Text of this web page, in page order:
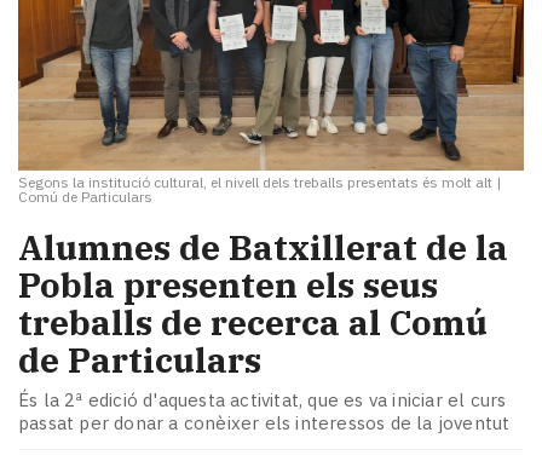
Segons la institució cultural, el nivell dels treballs presentats és molt alt |
Comú de Particulars
Alumnes de Batxillerat de la
Pobla presenten els seus
treballs de recerca al Comú
de Particulars
És la 2ª edició d'aquesta activitat, que es va iniciar el curs
passat per donar a conèixer els interessos de la joventut